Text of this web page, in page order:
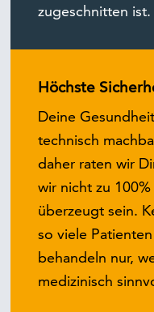
zugeschnitten ist.
Höchste
Deine
technisch
daher raten wir
wir nicht zu
überzeugt sein.
so viele
behandeln nur,
medizinisch